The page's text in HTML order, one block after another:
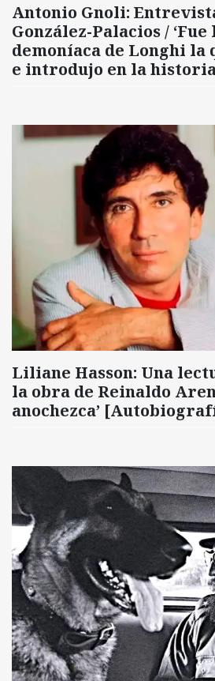
Antonio Gnoli:
González-Palacios /
demoníaca de Longhi la
e introdujo en la
Liliane Hasson: Una
la obra de Reinaldo
anochezca’